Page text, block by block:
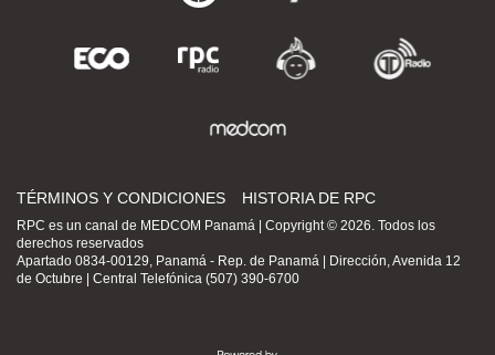
TÉRMINOS Y CONDICIONES HISTORIA DE RPC
RPC es un canal de MEDCOM Panamá | Copyright © 2026. Todos los
derechos reservados
Apartado 0834-00129, Panamá - Rep. de Panamá | Dirección, Avenida 12
de Octubre | Central Telefónica (507) 390-6700